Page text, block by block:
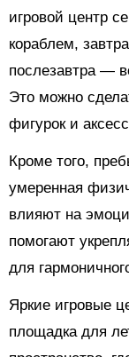
игровой центр
кораблем,
послезавтра —
Это можно
фигурок и
Кроме того,
умеренная
влияют на
помогают
для
Яркие игровые
площадка для